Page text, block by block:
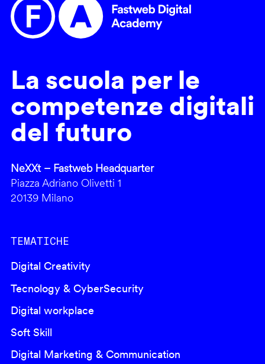
La scuola per le
competenze digitali
del futuro
NeXXt – Fastweb Headquarter
Piazza Adriano Olivetti 1
20139 Milano
TEMATICHE
Digital Creativity
Tecnology & CyberSecurity
Digital workplace
Soft Skill
Digital Marketing & Communication